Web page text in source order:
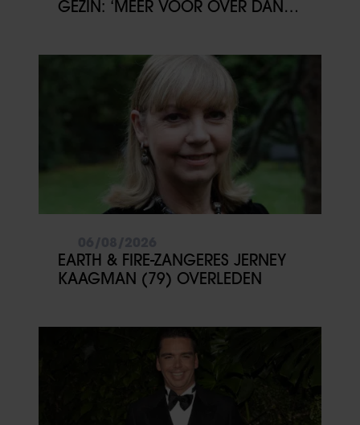
GEZIN: ‘MEER VOOR OVER DAN
EARTH & FIRE-ZANGERES JERNEY
KAAGMAN (79) OVERLEDEN